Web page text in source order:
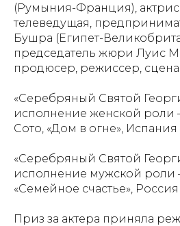
(Румыния-Франция),
телеведущая,
Бушра (Египет-
председатель жюри Луис
продюсер, режиссер,
«Серебряный Святой
исполнение женской роли
Сото, «Дом в огне», Испания
«Серебряный Святой
исполнение мужской роли
«Семейное счастье», Россия
Приз за актера приняла